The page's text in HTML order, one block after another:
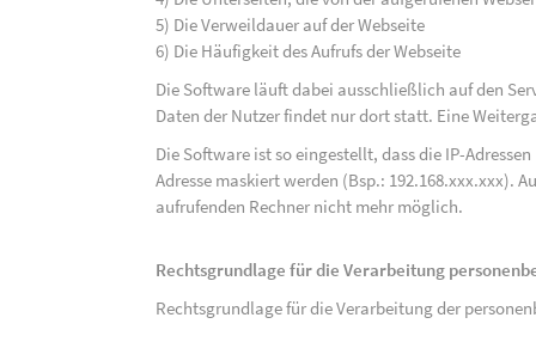
5) Die Verweildauer auf der Webseite
6) Die Häufigkeit des Aufrufs der Webseite
Die Software läuft dabei ausschließlich auf den
Daten der Nutzer findet nur dort statt. Eine
Die Software ist so eingestellt, dass die IP-
Adresse maskiert werden (Bsp.: 192.168.xxx.xxx).
aufrufenden Rechner nicht mehr möglich.
Rechtsgrundlage für die Verarbeitung
Rechtsgrundlage für die Verarbeitung der